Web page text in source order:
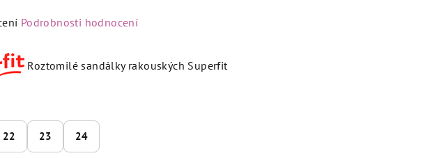
Podrobnosti hodnocení
Roztomilé sandálky rakouských Superfit
22 23 24